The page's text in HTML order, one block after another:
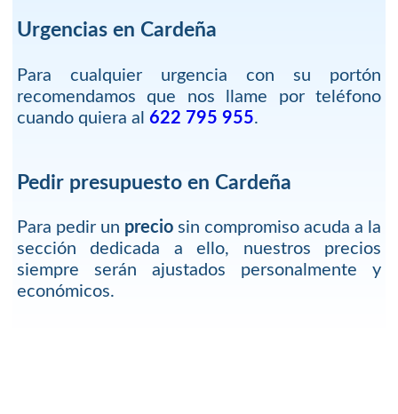
Urgencias en Cardeña
Para cualquier urgencia con su portón
recomendamos que nos llame por teléfono
cuando quiera al 622 795 955.
Pedir presupuesto en Cardeña
Para pedir un preciosin compromiso acuda a la
sección dedicada a ello, nuestros precios
siempre serán ajustados personalmente y
económicos.